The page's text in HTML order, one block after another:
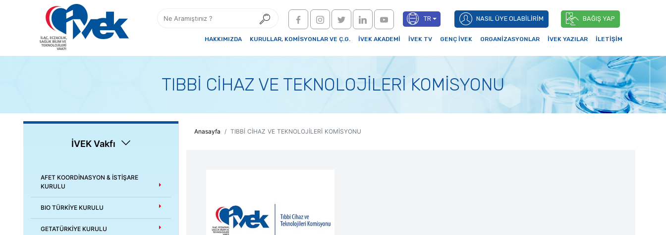
TR NASIL ÜYE OLABİLİRİM BAĞIŞ YAP
HAKKIMIZDA KURULLAR, KOMİSYONLAR VE Ç.G. İVEK AKADEMİ İVEK TV GENÇ İVEK ORGANİZASYONLAR İVEK YAZILAR İLETİŞİM
TIBBİ CİHAZ VE TEKNOLOJİLERİ KOMİSYONU
İVEK Vakfı
AFET KOORDİNASYON & İSTİŞARE
KURULU
BIO TÜRKİYE KURULU
GETATÜRKİYE KURULU
Anasayfa TIBBİ CİHAZ VE TEKNOLOJİLERİ KOMİSYONU